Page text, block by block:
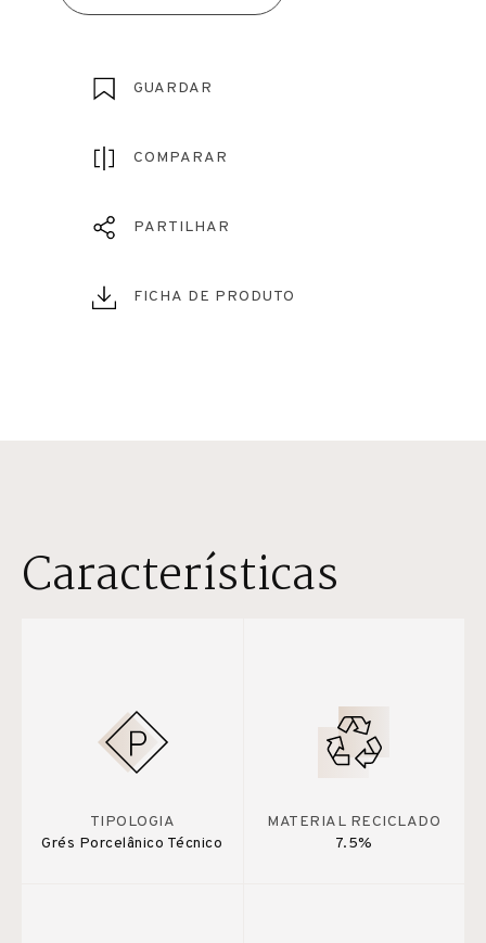
GUARDAR
COMPARAR
PARTILHAR
FICHA DE PRODUTO
Características
TIPOLOGIA
Grés Porcelânico Técnico
MATERIAL RECICLADO
7.5%